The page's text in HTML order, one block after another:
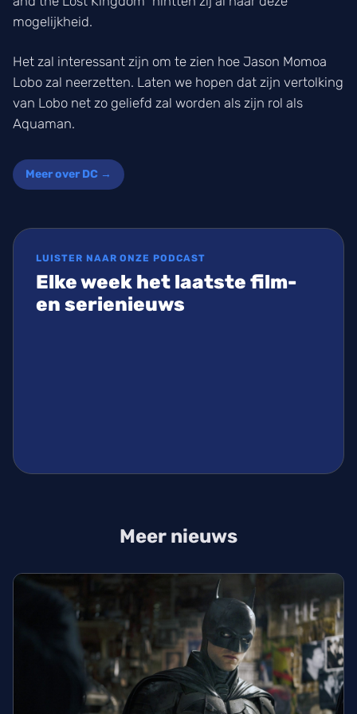
mogelijkheid.
Het zal interessant zijn om te zien hoe Jason Momoa
Lobo zal neerzetten. Laten we hopen dat zijn vertolking
van Lobo net zo geliefd zal worden als zijn rol als
Aquaman.
Meer over DC →
LUISTER NAAR ONZE PODCAST
Elke week het laatste film-
en serienieuws
Meer nieuws